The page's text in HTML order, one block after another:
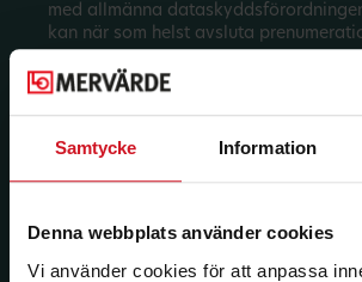
Samtycke Information
Denna webbplats använder cookies
Vi använder cookies för att anpassa
med allmänna
kan när som helst avsluta